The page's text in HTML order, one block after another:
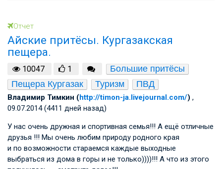
Отчет
Айские притёсы. Кургазакская
пещера.
10047 1
Большие притёсы
Пещера Кургазак
Туризм ПВД
Владимир Тимкин (http://timon-ja.livejournal.com/) ,
09.07.2014 (4411 дней назад)
У нас очень дружная и спортивная семья!!! А ещё отличные
друзья !!! Мы очень любим природу родного края
и по возможности стараемся каждые выходные
выбраться из дома в горы и не только))))!!! А что из этого